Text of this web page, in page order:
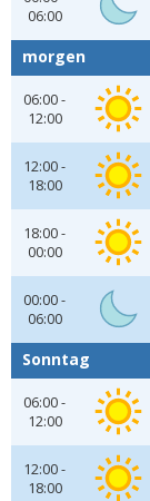
06:00
morgen
06:00 -
12:00
12:00 -
18:00
18:00 -
00:00
00:00 -
06:00
Sonntag
06:00 -
12:00
12:00 -
18:00